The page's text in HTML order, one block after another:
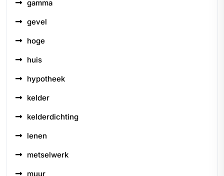
gamma
gevel
hoge
huis
hypotheek
kelder
kelderdichting
lenen
metselwerk
muur